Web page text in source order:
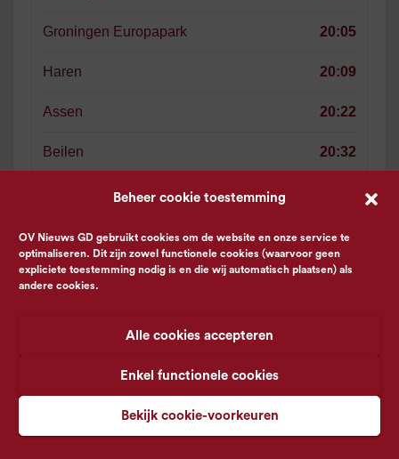
Beheer cookie toestemming
OV Nieuws GD gebruikt cookies om de website en onze service te
optimaliseren. Dit zijn zowel functionele cookies (waarvoor geen
expliciete toestemming nodig is en die wij automatisch plaatsen) als
andere cookies.
Alle cookies accepteren
Enkel functionele cookies
Bekijk cookie-voorkeuren
Groningen Europapark 20:05
Haren 20:09
Assen 20:22
Beilen 20:32
Hoogeveen
Meppel 20:51
Zwolle 21:07
Vertrek 20:32 naar Zwolle
Groningen Europapark